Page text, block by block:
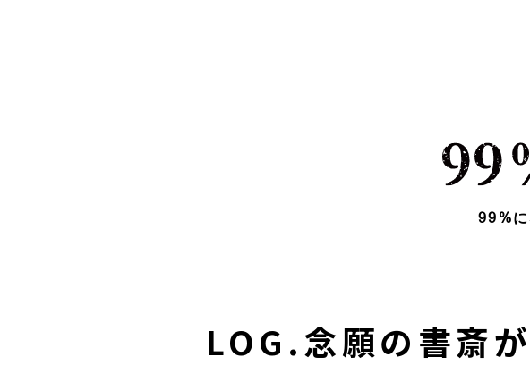
99%
LOG.念願の書斎